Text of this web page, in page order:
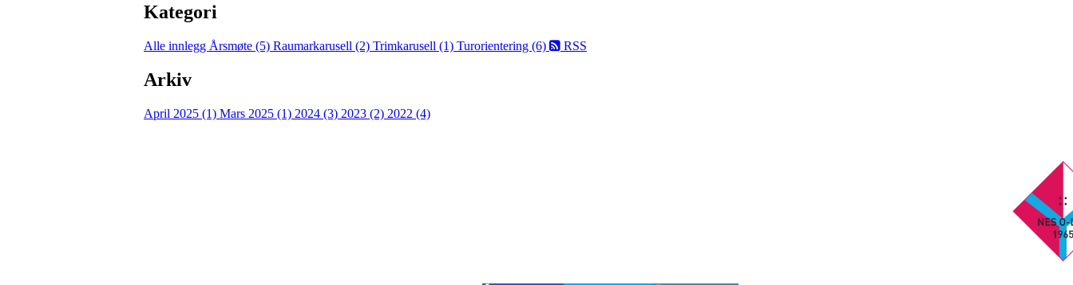
Kategori
Alle innlegg Årsmøte (5) Raumarkarusell (2) Trimkarusell (1) Turorientering (6) RSS
Arkiv
April 2025 (1) Mars 2025 (1) 2024 (3) 2023 (2) 2022 (4)